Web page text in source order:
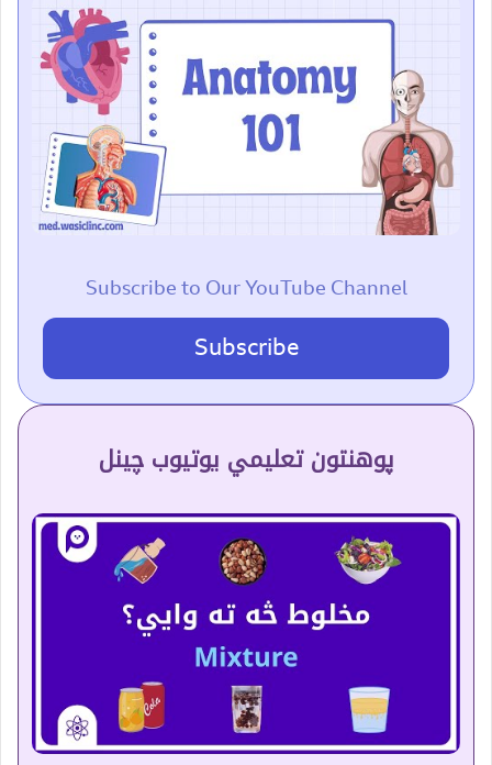
Subscribe to Our YouTube Channel
Subscribe
پوهنتون تعلیمي یوتیوب چینل